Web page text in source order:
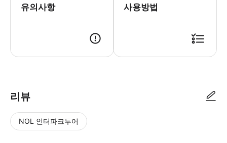
유의사항 사용방법
리뷰
NOL 인터파크투어